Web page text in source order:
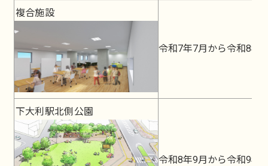
複合施設
令和7年7月から令和8年
下大利駅北側公園
令和8年9月から令和9年